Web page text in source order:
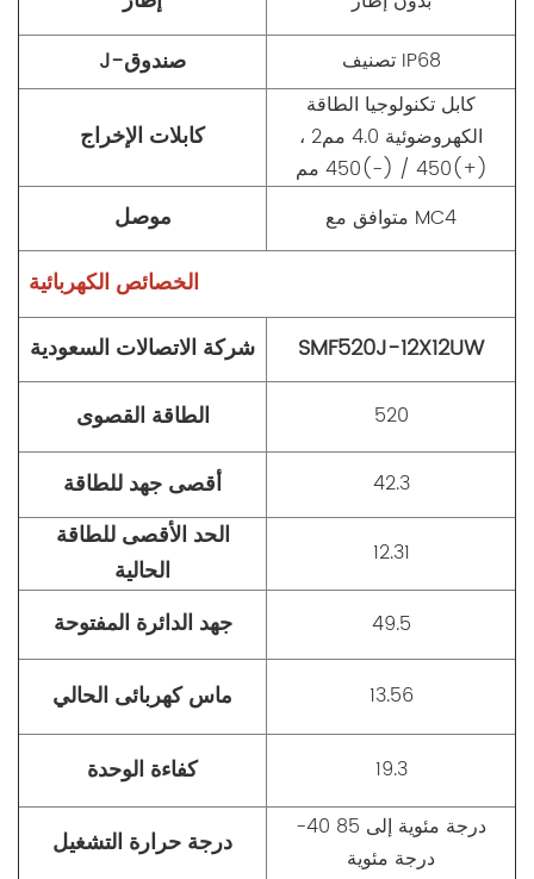
J-صندوق تصنيف IP68
كابلات الإخراج
كابل تكنولوجيا الطاقة
الكهروضوئية 4.0 مم2 ،
(+)450 / (-)450 مم
موصل متوافق مع MC4
الخصائص الكهربائية
شركة الاتصالات السعودية
SMF520J-12X12UW
الطاقة القصوى
520
أقصى جهد للطاقة 42.3
الحد الأقصى للطاقة
الحالية
12.31
جهد الدائرة المفتوحة 49.5
ماس كهربائى الحالي 13.56
كفاءة الوحدة 19.3
درجة حرارة التشغيل
-40 درجة مئوية إلى 85
درجة مئوية